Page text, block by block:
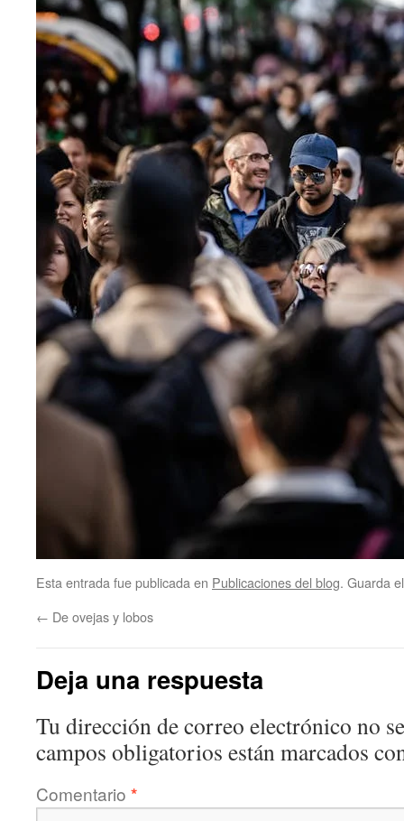
Esta entrada fue publicada en Publicaciones del blog. Guarda
← De ovejas y lobos
Deja una respuesta
Tu dirección de correo electrónico no
campos obligatorios están marcados
Comentario *